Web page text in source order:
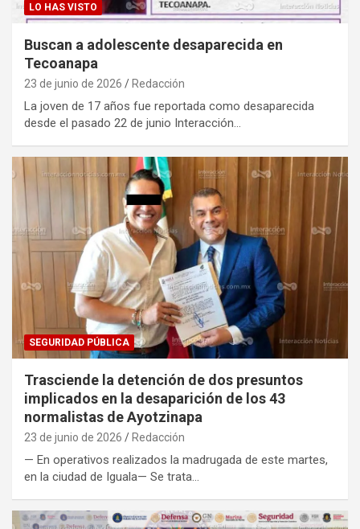
LO HAS VISTO
Buscan a adolescente desaparecida en
Tecoanapa
23 de junio de 2026 Redacción
La joven de 17 años fue reportada como desaparecida
desde el pasado 22 de junio Interacción…
SEGURIDAD PÚBLICA
Trasciende la detención de dos presuntos
implicados en la desaparición de los 43
normalistas de Ayotzinapa
23 de junio de 2026 Redacción
— En operativos realizados la madrugada de este martes,
en la ciudad de Iguala— Se trata…